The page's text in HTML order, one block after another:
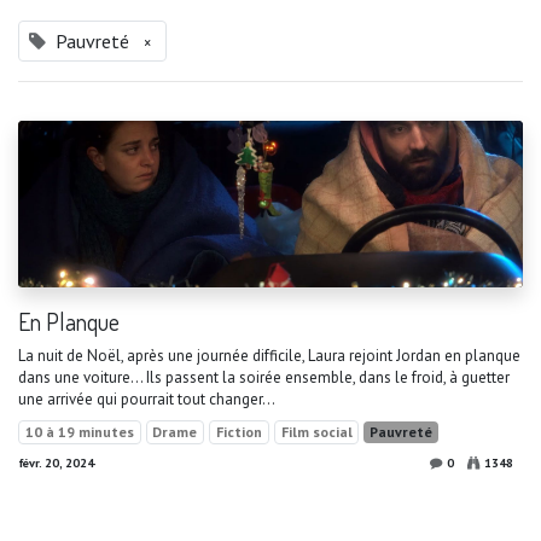
Pauvreté ×
En Planque
La nuit de Noël, après une journée difficile, Laura rejoint Jordan en planque
dans une voiture... Ils passent la soirée ensemble, dans le froid, à guetter
une arrivée qui pourrait tout changer...
10 à 19 minutes Drame Fiction Film social Pauvreté
févr. 20, 2024 0 1348